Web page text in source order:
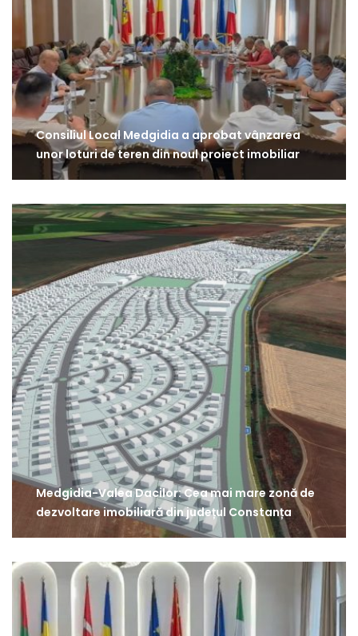
Consiliul Local Medgidia a aprobat vânzarea
unor loturi de teren din noul proiect imobiliar
Medgidia-Valea Dacilor: Cea mai mare zonă de
dezvoltare imobiliară din județul Constanța